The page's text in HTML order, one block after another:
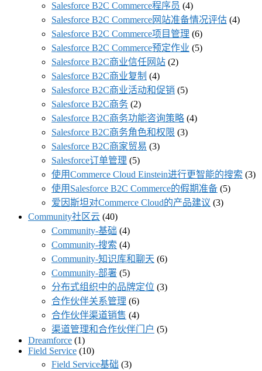
Salesforce B2C Commerce程序员 (4)
Salesforce B2C Commerce网站准备情况评估 (4)
Salesforce B2C Commerce项目管理 (6)
Salesforce B2C Commerce预定作业 (5)
Salesforce B2C商业信任网站 (2)
Salesforce B2C商业复制 (4)
Salesforce B2C商业活动和促销 (5)
Salesforce B2C商务 (2)
Salesforce B2C商务功能咨询策略 (4)
Salesforce B2C商务角色和权限 (3)
Salesforce B2C商家贸易 (3)
Salesforce订单管理 (5)
使用Commerce Cloud Einstein进行更智能的搜索 (3)
使用Salesforce B2C Commerce的假期准备 (5)
爱因斯坦对Commerce Cloud的产品建议 (3)
Community社区云 (40)
Community-基础 (4)
Community-搜索 (4)
Community-知识库和聊天 (6)
Community-部署 (5)
分布式组织中的品牌定位 (3)
合作伙伴关系管理 (6)
合作伙伴渠道销售 (4)
渠道管理和合作伙伴门户 (5)
Dreamforce (1)
Field Service (10)
Field Service基础 (3)